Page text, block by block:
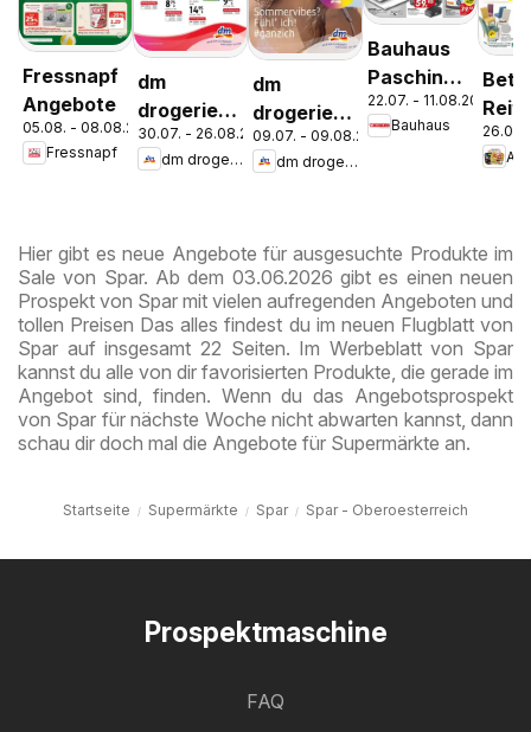
Fressnapf
Angebote
05.08. - 08.08.2026
Fressnapf
dm
drogerie
markt
Journal
30.07. - 26.08.2026
dm drogerie markt
dm
drogerie
markt
Journal
09.07. - 09.08.2026
dm drogerie markt
Bauhaus
Pasching,
Wels,
Steyr
22.07. - 11.08.2026
Bauhaus
26.07.
Hier gibt es neue Angebote für ausgesuchte Produkte im
Sale von Spar. Ab dem 03.06.2026 gibt es einen neuen
Prospekt von Spar mit vielen aufregenden Angeboten und
tollen Preisen Das alles findest du im neuen Flugblatt von
Spar auf insgesamt 22 Seiten. Im Werbeblatt von Spar
kannst du alle von dir favorisierten Produkte, die gerade im
Angebot sind, finden. Wenn du das Angebotsprospekt
von Spar für nächste Woche nicht abwarten kannst, dann
schau dir doch mal die Angebote für Supermärkte an.
Startseite Supermärkte Spar Spar - Oberoesterreich
Prospektmaschine
FAQ